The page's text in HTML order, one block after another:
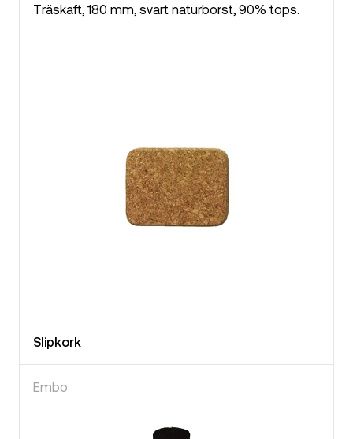
Träskaft, 180 mm, svart naturborst, 90% tops.
Slipkork
Embo